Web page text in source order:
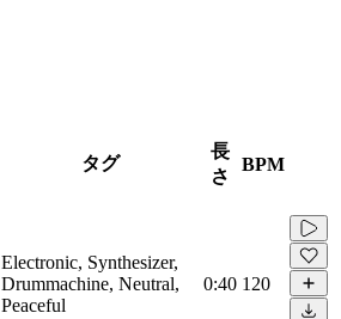
タグ
長
さ
BPM
Electronic, Synthesizer,
Drummachine, Neutral,
Peaceful
0:40 120